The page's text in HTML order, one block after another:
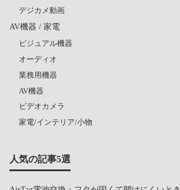
デジカメ動画
AV機器 / 家電
ビジュアル機器
オーディオ
業務用機器
AV機器
ビデオカメラ
家電/インテリア/小物
人気の記事5選